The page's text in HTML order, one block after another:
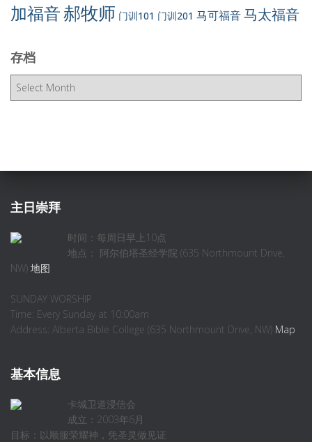
加福音郝牧师 门训101 门训201 马可福音马太福音
存档
存
主日崇拜
时间：每周日早上10点
地点： 阿尔伯塔圣经学院 (635 Northmount Drive,
NW) 地图
SUNDAY WORSHIP
Time: Every Sunday at 10:00am
Address: Alberta Bible College (635 Northmount Drive, NW) Map
基本信息
卡城卫道浸信会
成立：2003年6月
目标：以顺服荣耀神，凭圣灵做见证